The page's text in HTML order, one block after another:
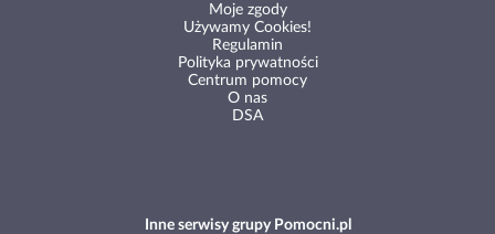
Moje zgody
Używamy Cookies!
Regulamin
Polityka prywatności
Centrum pomocy
O nas
DSA
Inne serwisy grupy Pomocni.pl